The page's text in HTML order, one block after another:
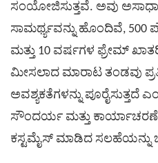
ಸಂಯೋಜಿಸುತ್ತವೆ. ಅವು
ಸಾಮರ್ಥ್ಯವನ್ನು ಹೊಂದಿವೆ,
ಮತ್ತು 10 ವರ್ಷಗಳ ಫ್ರೇಮ್
ಮೀಸಲಾದ ಮಾರಾಟ ತಂಡವು
ಅವಶ್ಯಕತೆಗಳನ್ನು ಪೂರೈಸುತ್ತದೆ
ಸೌಂದರ್ಯ ಮತ್ತು
ಕಸ್ಟಮೈಸ್ ಮಾಡಿದ ಸಲಹೆಯನ್ನು